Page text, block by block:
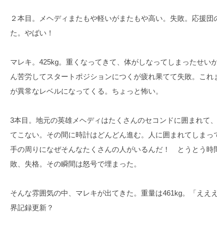
２本目。メヘディまたもや軽いがまたもや高い。失敗。応援
た。やばい！
マレキ。425kg。重くなってきて、体がしなってしまったせい
ん苦労してスタートポジションにつくが疲れ果てて失敗。こ
が異常なレベルになってくる。ちょっと怖い。
3本目。地元の英雄メヘディはたくさんのセコンドに囲まれて
てこない。その間に時計はどんどん進む。人に囲まれてしま
手の周りになぜそんなたくさんの人がいるんだ！ とうとう時
敗、失格。その瞬間は怒号で埋まった。
そんな雰囲気の中、マレキが出てきた。重量は461kg。「ええ
界記録更新？